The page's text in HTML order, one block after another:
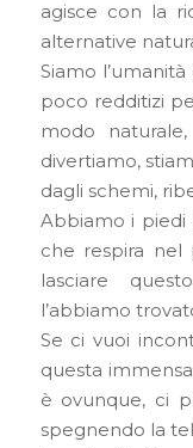
agisce con la
alternative
Siamo
poco redditizi
modo
divertiamo,
dagli schemi,
Abbiamo i piedi
che respira
lasciare
l’abbiamo
Se ci vuoi
questa
è ovunque, ci
spegnendo la